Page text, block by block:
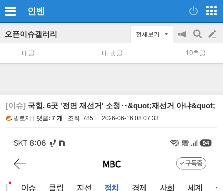
인벤
오픈이슈갤러리 전체보기
공
지
on/off
검
색
글
쓰
내글 내 댓글 10추글
[이슈] 국힘, 6곳 '전면 재선거' 소청‥&quot;재선거 아냐&quot;
빛로제 댓글: 7 개 조회: 7851 2026-06-16 08:07:33